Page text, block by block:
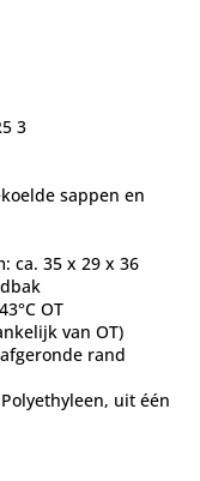
3
sappen en
ca. 35 x 29 x 36
OT
van OT)
rand
uit één